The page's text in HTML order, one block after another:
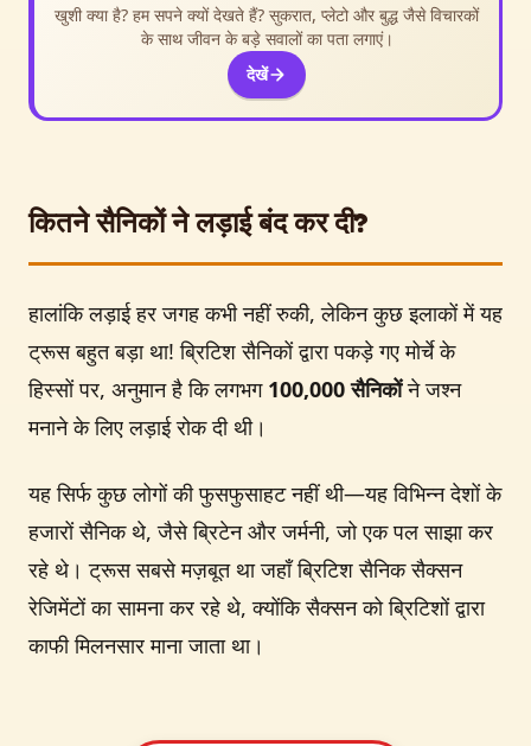
खुशी क्या है? हम सपने क्यों देखते हैं? सुकरात, प्लेटो और बुद्ध जैसे विचारकों
के साथ जीवन के बड़े सवालों का पता लगाएं।
देखें
कितने सैनिकों ने लड़ाई बंद कर दी?
हालांकि लड़ाई हर जगह कभी नहीं रुकी, लेकिन कुछ इलाकों में यह
ट्रूस बहुत बड़ा था! ब्रिटिश सैनिकों द्वारा पकड़े गए मोर्चे के
हिस्सों पर, अनुमान है कि लगभग 100,000 सैनिकोंने जश्न
मनाने के लिए लड़ाई रोक दी थी।
यह सिर्फ कुछ लोगों की फुसफुसाहट नहीं थी—यह विभिन्न देशों के
हजारों सैनिक थे, जैसे ब्रिटेन और जर्मनी, जो एक पल साझा कर
रहे थे। ट्रूस सबसे मज़बूत था जहाँ ब्रिटिश सैनिक सैक्सन
रेजिमेंटों का सामना कर रहे थे, क्योंकि सैक्सन को ब्रिटिशों द्वारा
काफी मिलनसार माना जाता था।